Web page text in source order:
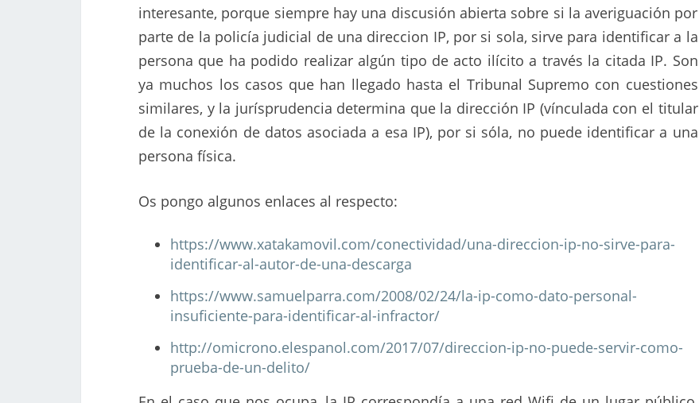
interesante, porque siempre hay una discusión abierta sobre si la averiguación por
parte de la policía judicial de una direccion IP, por si sola, sirve para identificar a la
persona que ha podido realizar algún tipo de acto ilícito a través la citada IP. Son
ya muchos los casos que han llegado hasta el Tribunal Supremo con cuestiones
similares, y la jurísprudencia determina que la dirección IP (vínculada con el titular
de la conexión de datos asociada a esa IP), por si sóla, no puede identificar a una
persona física.
Os pongo algunos enlaces al respecto:
https://www.xatakamovil.com/conectividad/una-direccion-ip-no-sirve-para-
identificar-al-autor-de-una-descarga
https://www.samuelparra.com/2008/02/24/la-ip-como-dato-personal-
insuficiente-para-identificar-al-infractor/
http://omicrono.elespanol.com/2017/07/direccion-ip-no-puede-servir-como-
prueba-de-un-delito/